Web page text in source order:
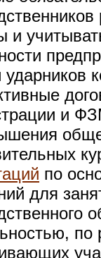
и
ударников
и
по
для
по